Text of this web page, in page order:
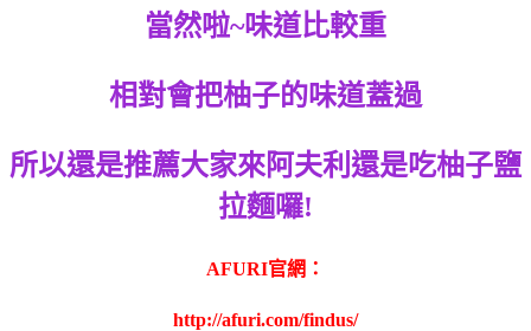
當然啦~味道比較重
相對會把柚子的味道蓋過
所以還是推薦大家來阿夫利還是吃柚子鹽
拉麵囉!
AFURI官網：
http://afuri.com/findus/